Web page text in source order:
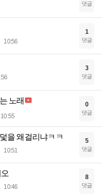
댓글
10:56
1
댓글
3
댓글
노래
10:55
0
댓글
을 왜걸리냐ㅋㅋ
10:51
5
댓글
10:46
8
댓글